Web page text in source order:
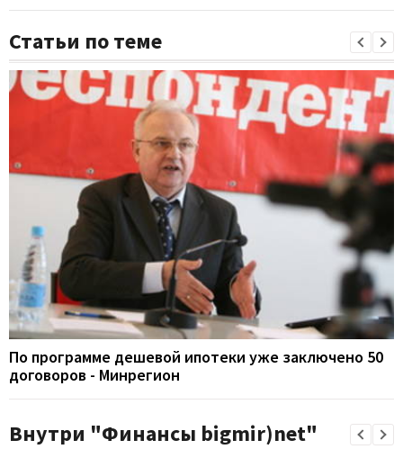
Статьи по теме
По программе дешевой ипотеки уже заключено 50
договоров - Минрегион
Внутри "Финансы bigmir)net"